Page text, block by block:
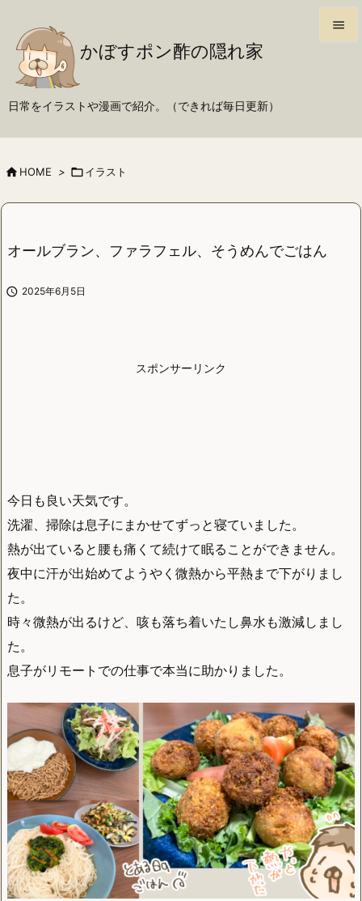
かぼすポン酢の隠れ家
日常をイラストや漫画で紹介。（できれば毎日更新）


 HOME > イラスト
オールブラン、ファラフェル、そうめんでごはん
 2025年6月5日
スポンサーリンク
今日も良い天気です。
洗濯、掃除は息子にまかせてずっと寝ていました。
熱が出ていると腰も痛くて続けて眠ることができません。
夜中に汗が出始めてようやく微熱から平熱まで下がりまし
た。
時々微熱が出るけど、咳も落ち着いたし鼻水も激減しまし
た。
息子がリモートでの仕事で本当に助かりました。